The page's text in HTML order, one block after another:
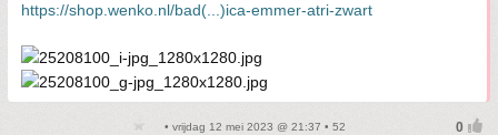
https://shop.wenko.nl/bad(...)ica-emmer-atri-zwart
• vrijdag 12 mei 2023 @ 21:37 • 52